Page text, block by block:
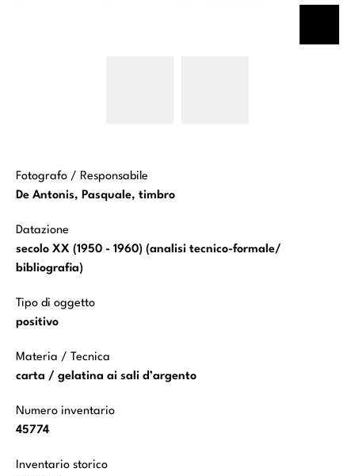
Fotografo / Responsabile
De Antonis, Pasquale, timbro
Datazione
secolo XX (1950 - 1960) (analisi tecnico-formale/
bibliografia)
Tipo di oggetto
positivo
Materia / Tecnica
carta / gelatina ai sali d’argento
Numero inventario
45774
Inventario storico